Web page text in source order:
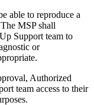
able to reproduce a
MSP shall
Support team to
or
Authorized
team access to their